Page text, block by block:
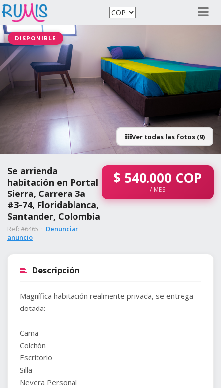
DISPONIBLE
Ver todas las fotos (9)
Se arrienda
habitación en Portal
Sierra, Carrera 3a
#3-74, Floridablanca,
Santander, Colombia
Ref: #6465 · Denunciar
anuncio
$ 540.000 COP
/ MES
Descripción
Magnífica habitación realmente privada, se entrega
dotada:
Cama
Colchón
Escritorio
Silla
Nevera Personal